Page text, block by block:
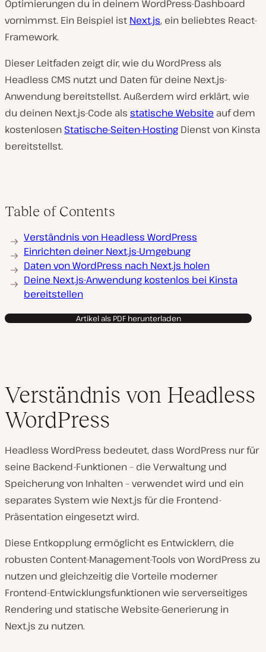
Optimierungen du in deinem WordPress-Dashboard
vornimmst. Ein Beispiel ist Next.js, ein beliebtes React-
Framework.
Dieser Leitfaden zeigt dir, wie du WordPress als
Headless CMS nutzt und Daten für deine Next.js-
Anwendung bereitstellst. Außerdem wird erklärt, wie
du deinen Next.js-Code als statische Website auf dem
kostenlosen Statische-Seiten-Hosting Dienst von Kinsta
bereitstellst.
Table of Contents
Verständnis von Headless WordPress
Einrichten deiner Next.js-Umgebung
Daten von WordPress nach Next.js holen
Deine Next.js-Anwendung kostenlos bei Kinsta
bereitstellen
Artikel als PDF herunterladen
Verständnis von Headless
WordPress
Headless WordPress bedeutet, dass WordPress nur für
seine Backend-Funktionen – die Verwaltung und
Speicherung von Inhalten – verwendet wird und ein
separates System wie Next.js für die Frontend-
Präsentation eingesetzt wird.
Diese Entkopplung ermöglicht es Entwicklern, die
robusten Content-Management-Tools von WordPress zu
nutzen und gleichzeitig die Vorteile moderner
Frontend-Entwicklungsfunktionen wie serverseitiges
Rendering und statische Website-Generierung in
Next.js zu nutzen.